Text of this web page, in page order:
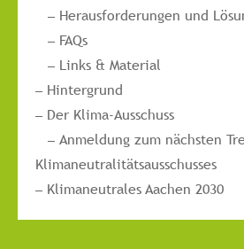
Herausforderungen und
FAQs
Links & Material
Hintergrund
Der Klima-Ausschuss
Anmeldung zum nächsten
Klimaneutralitätsausschusses
Klimaneutrales Aachen 2030